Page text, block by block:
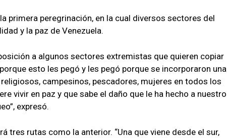
primera peregrinación, en la cual diversos sectores del
y la paz de Venezuela.
a algunos sectores extremistas que quieren copiar
esto les pegó y les pegó porque se incorporaron una
campesinos, pescadores, mujeres en todos los
vivir en paz y que sabe el daño que le ha hecho a nuestro
expresó.
tres rutas como la anterior. “Una que viene desde el sur,